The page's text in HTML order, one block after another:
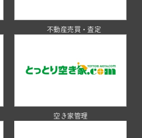
不動産売買・査定
空き家管理